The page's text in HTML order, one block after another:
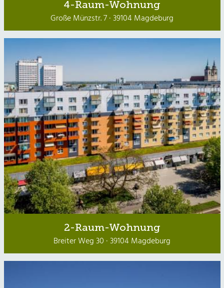
4-Raum-Wohnung
Große Münzstr. 7 · 39104 Magdeburg
2-Raum-Wohnung
Breiter Weg 30 · 39104 Magdeburg